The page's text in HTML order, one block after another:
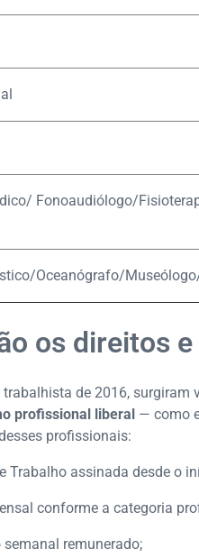
Fonoaudiólogo/
Oceanógrafo/
os direitos
de 2016, surgiram
profissional liberal — como
profissionais:
Trabalho assinada desde o
conforme a categoria
semanal remunerado;